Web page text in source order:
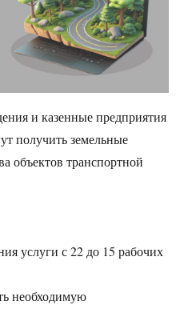
и казенные предприятия
получить земельные
объектов транспортной
услуги с 22 до 15 рабочих
необходимую